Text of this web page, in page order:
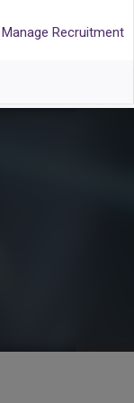
Manage Recruitment